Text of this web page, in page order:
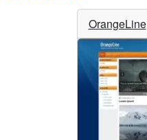
OrangeLine